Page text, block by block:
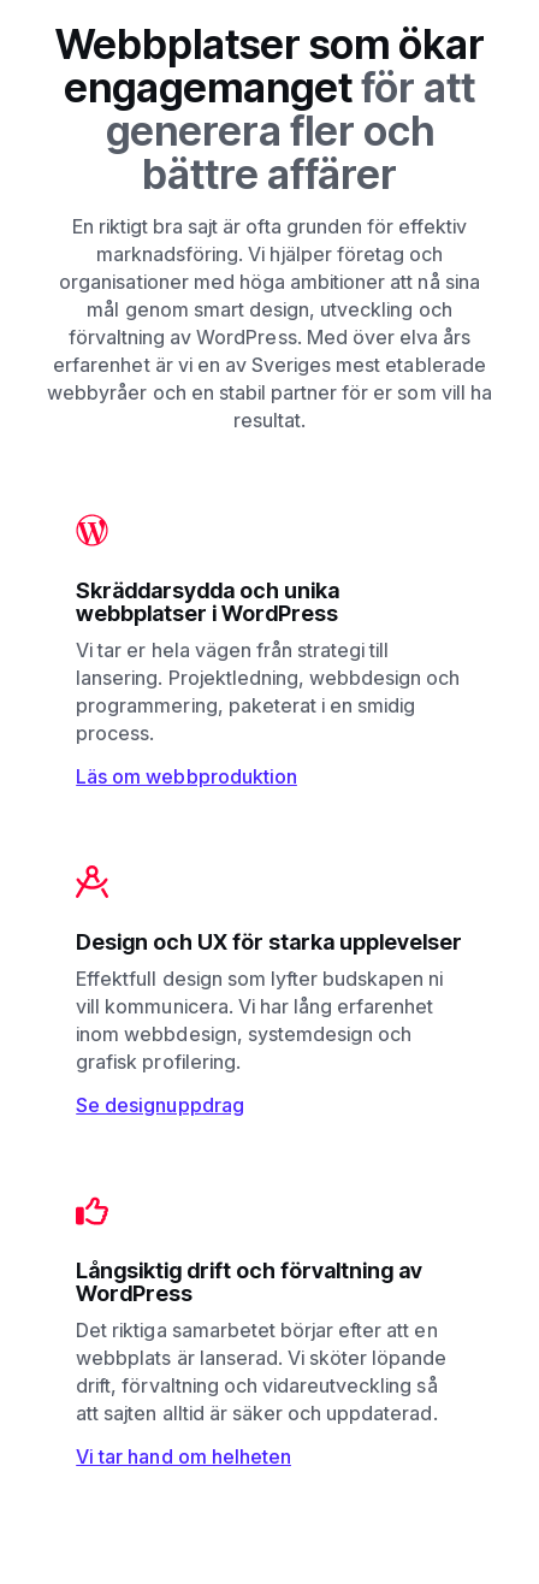
Webbplatser som ökar
engagemangetför att
generera fler och
bättre affärer
En riktigt bra sajt är ofta grunden för effektiv
marknadsföring. Vi hjälper företag och
organisationer med höga ambitioner att nå sina
mål genom smart design, utveckling och
förvaltning av WordPress. Med över elva års
erfarenhet är vi en av Sveriges mest etablerade
webbyråer och en stabil partner för er som vill ha
resultat.
Skräddarsydda och unika
webbplatser i WordPress
Vi tar er hela vägen från strategi till
lansering. Projektledning, webbdesign och
programmering, paketerat i en smidig
process.
Läs om webbproduktion
Design och UX för starka upplevelser
Effektfull design som lyfter budskapen ni
vill kommunicera. Vi har lång erfarenhet
inom webbdesign, systemdesign och
grafisk profilering.
Se designuppdrag
Långsiktig drift och förvaltning av
WordPress
Det riktiga samarbetet börjar efter att en
webbplats är lanserad. Vi sköter löpande
drift, förvaltning och vidareutveckling så
att sajten alltid är säker och uppdaterad.
Vi tar hand om helheten